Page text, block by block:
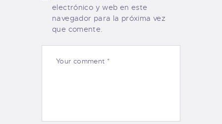
electrónico y web en este
navegador para la próxima vez
que comente.